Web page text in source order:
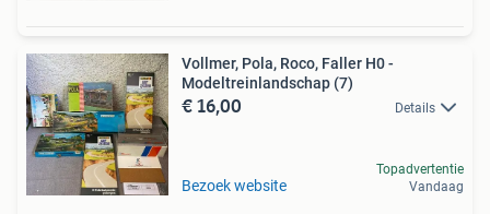
Vollmer, Pola, Roco, Faller H0 -
Modeltreinlandschap (7)
€ 16,00 Details
Bezoek website
Topadvertentie
Vandaag